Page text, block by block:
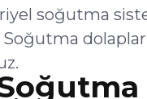
soğutma